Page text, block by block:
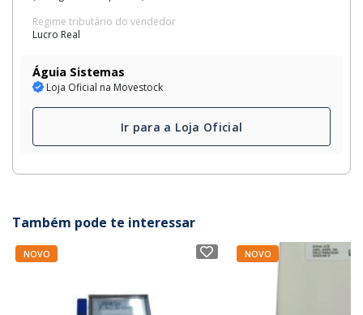
Regime tributário do vendedor
Lucro Real
Águia Sistemas
Loja Oficial na Movestock
Ir para a Loja Oficial
Também pode te interessar
NOVO NOVO